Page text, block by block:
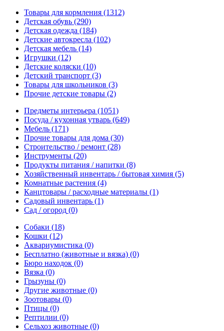
Товары для кормления (1312)
Детская обувь (290)
Детская одежда (184)
Детские автокресла (102)
Детская мебель (14)
Игрушки (12)
Детские коляски (10)
Детский транспорт (3)
Товары для школьников (3)
Прочие детские товары (2)
Предметы интерьера (1051)
Посуда / кухонная утварь (649)
Мебель (171)
Прочие товары для дома (30)
Строительство / ремонт (28)
Инструменты (20)
Продукты питания / напитки (8)
Хозяйственный инвентарь / бытовая химия (5)
Комнатные растения (4)
Канцтовары / расходные материалы (1)
Садовый инвентарь (1)
Сад / огород (0)
Собаки (18)
Кошки (12)
Аквариумистика (0)
Бесплатно (животные и вязка) (0)
Бюро находок (0)
Вязка (0)
Грызуны (0)
Другие животные (0)
Зоотовары (0)
Птицы (0)
Рептилии (0)
Сельхоз животные (0)